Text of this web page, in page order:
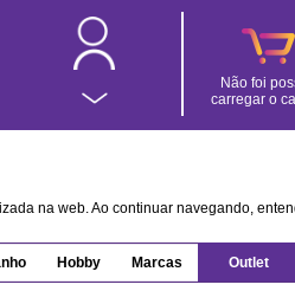
Não foi
carregar o
na web. Ao continuar navegando,
Hobby Marcas Outlet